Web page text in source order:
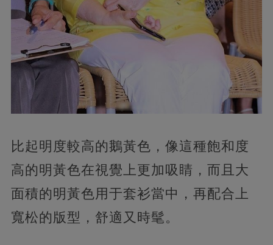
比起明度較高的鵝黃色，像這種飽和度
高的明黃色在視覺上更加吸睛，而且大
面積的明黃色用于套衫當中，再配合上
寬松的版型，舒適又時髦。